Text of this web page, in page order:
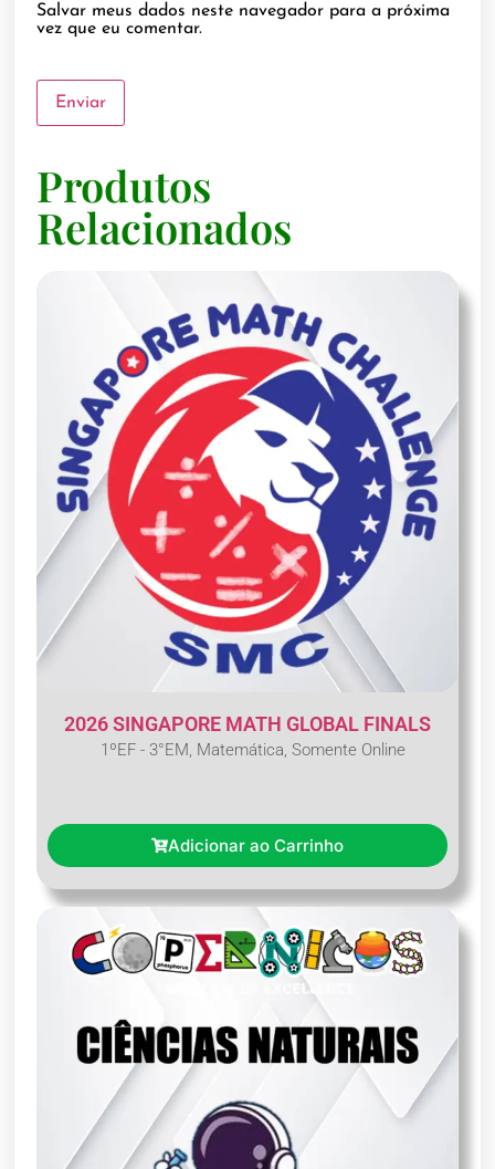
Salvar meus dados neste navegador para a próxima
vez que eu comentar.
Produtos
Relacionados
2026 SINGAPORE MATH GLOBAL FINALS
1ºEF - 3°EM, Matemática, Somente Online
Adicionar ao Carrinho